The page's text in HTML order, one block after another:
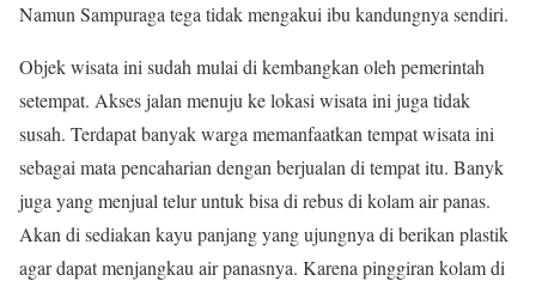
Namun Sampuraga tega tidak mengakui ibu kandungnya sendiri.
Objek wisata ini sudah mulai di kembangkan oleh pemerintah
setempat. Akses jalan menuju ke lokasi wisata ini juga tidak
susah. Terdapat banyak warga memanfaatkan tempat wisata ini
sebagai mata pencaharian dengan berjualan di tempat itu. Banyk
juga yang menjual telur untuk bisa di rebus di kolam air panas.
Akan di sediakan kayu panjang yang ujungnya di berikan plastik
agar dapat menjangkau air panasnya. Karena pinggiran kolam di